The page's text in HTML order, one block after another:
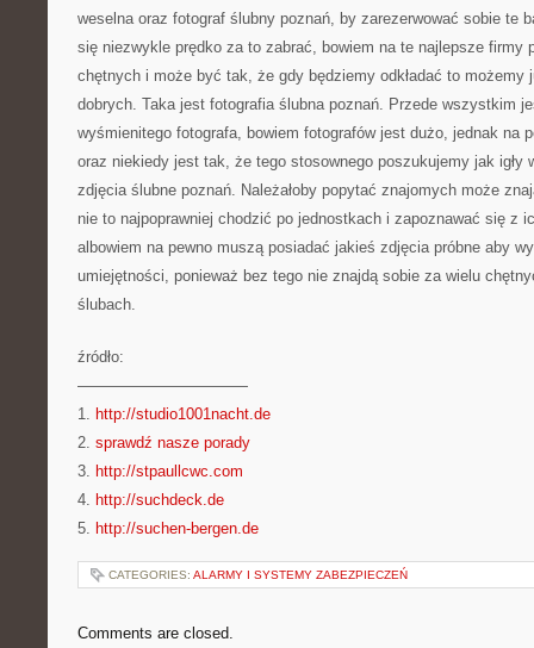
weselna oraz fotograf ślubny poznań, by zarezerwować sobie te
się niezwykle prędko za to zabrać, bowiem na te najlepsze firmy
chętnych i może być tak, że gdy będziemy odkładać to możemy
dobrych. Taka jest fotografia ślubna poznań. Przede wszystkim
wyśmienitego fotografa, bowiem fotografów jest dużo, jednak na
oraz niekiedy jest tak, że tego stosownego poszukujemy jak igły
zdjęcia ślubne poznań. Należałoby popytać znajomych może
nie to najpoprawniej chodzić po jednostkach i zapoznawać się z
albowiem na pewno muszą posiadać jakieś zdjęcia próbne aby
umiejętności, ponieważ bez tego nie znajdą sobie za wielu
ślubach.
źródło:
———————————
1. http://studio1001nacht.de
2. sprawdź nasze porady
3. http://stpaullcwc.com
4. http://suchdeck.de
5. http://suchen-bergen.de
CATEGORIES: ALARMY I SYSTEMY ZABEZPIECZEŃ
Comments are closed.